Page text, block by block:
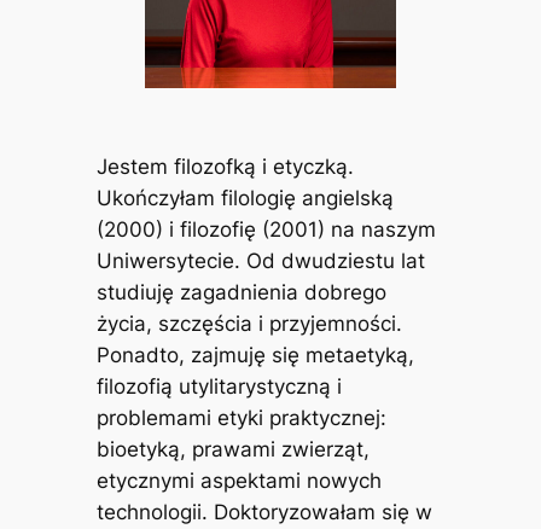
Jestem filozofką i etyczką.
Ukończyłam filologię angielską
(2000) i filozofię (2001) na naszym
Uniwersytecie. Od dwudziestu lat
studiuję zagadnienia dobrego
życia, szczęścia i przyjemności.
Ponadto, zajmuję się metaetyką,
filozofią utylitarystyczną i
problemami etyki praktycznej:
bioetyką, prawami zwierząt,
etycznymi aspektami nowych
technologii. Doktoryzowałam się w